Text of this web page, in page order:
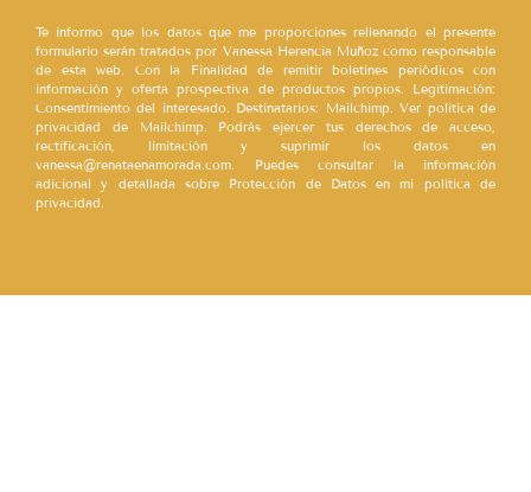
Te informo que los datos que me proporciones rellenando el presente
formulario serán tratados por Vanessa Herencia Muñoz como responsable
de esta web. Con la Finalidad de remitir boletines periódicos con
información y oferta prospectiva de productos propios. Legitimación:
Consentimiento del interesado. Destinatarios: Mailchimp. Ver política de
privacidad de Mailchimp. Podrás ejercer tus derechos de acceso,
rectificación, limitación y suprimir los datos en
vanessa@renataenamorada.com. Puedes consultar la información
adicional y detallada sobre Protección de Datos en mi política de
privacidad.